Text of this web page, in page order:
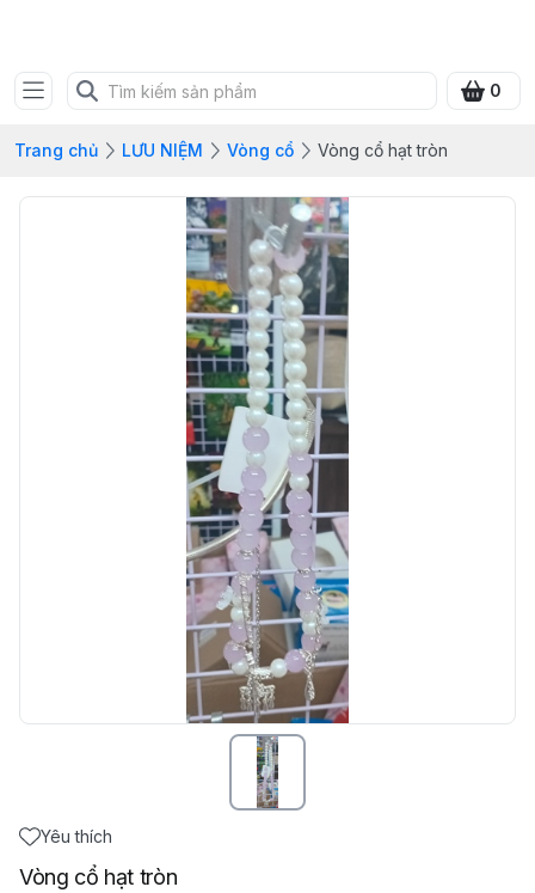
0
Trang chủ LƯU NIỆM Vòng cổ Vòng cổ hạt tròn
Yêu thích
Vòng cổ hạt tròn